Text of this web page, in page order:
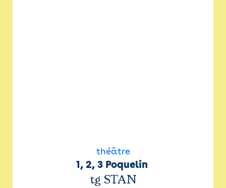
théâtre
1, 2, 3 Poquelin
tg STAN